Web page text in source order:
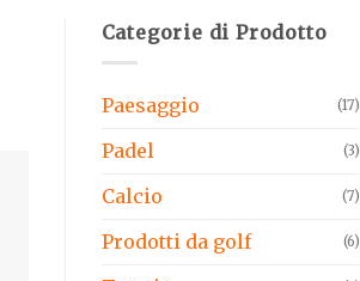
Categorie di Prodotto
Paesaggio (17)
Padel (3)
Calcio (7)
Prodotti da golf (6)